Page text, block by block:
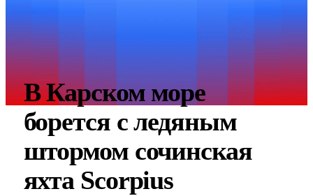
В Карском море
борется с ледяным
штормом сочинская
яхта Scorpius